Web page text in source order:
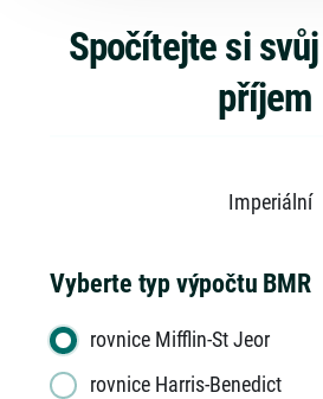
Spočítejte si
příjem
Imperiální
Vyberte typ výpočtu BMR
rovnice Mifflin-St Jeor
rovnice Harris-Benedict